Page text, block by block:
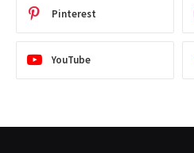
Pinterest
YouTube